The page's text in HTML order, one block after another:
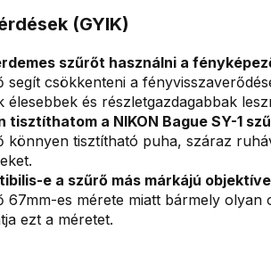
(GYIK)
szűrőt használni a
segít csökkenteni a
élesebbek és részletgazdagabbak
tisztíthatom a NIKON Bague SY-1
könnyen tisztítható puha, száraz
e a szűrő más márkájú
67mm-es mérete miatt bármely olyan
ezt a méretet.